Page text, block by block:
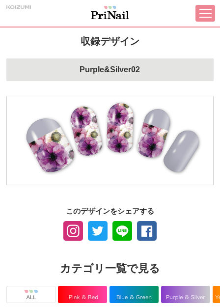
収録デザイン
Purple&Silver02
このデザインをシェアする
カテゴリ一覧で見る